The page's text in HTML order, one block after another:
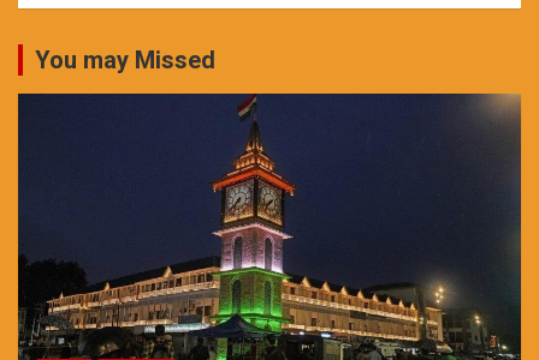
You may Missed